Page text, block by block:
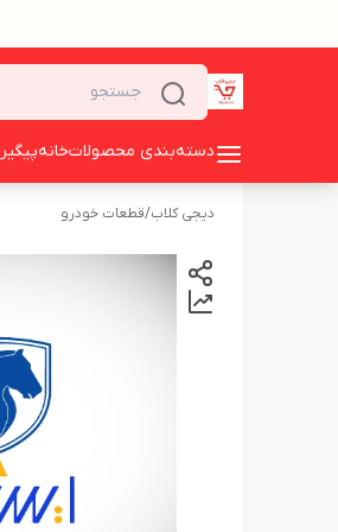
دسته‌بندی محصولاتخانه
دیجی کلاب/قطعات خودرو